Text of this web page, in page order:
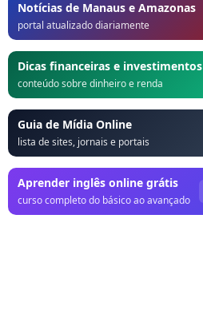
Notícias de Manaus e Amazonas
portal atualizado diariamente
Dicas financeiras e investimentos
conteúdo sobre dinheiro e renda
Guia de Mídia Online
lista de sites, jornais e portais
Aprender inglês online grátis
curso completo do básico ao avançado